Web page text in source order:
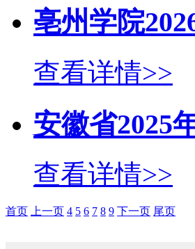
亳州学院
查看详情>>
安徽省2025
查看详情>>
首页 上一页 4 5 6 7 8 9 下一页 尾页